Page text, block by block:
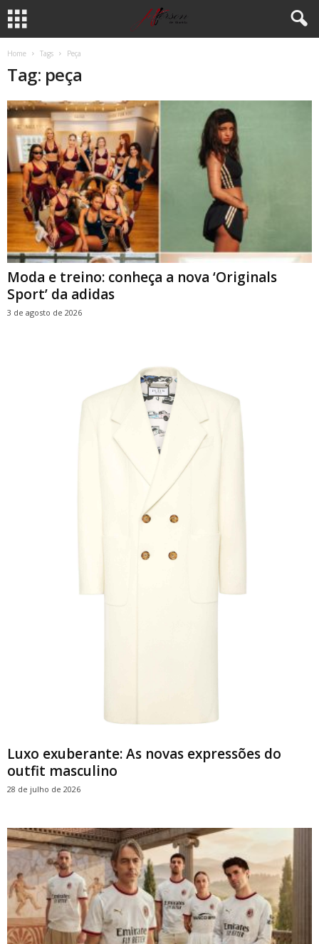
Home Tags Peça
Tag: peça
Moda e treino: conheça a nova ‘Originals
Sport’ da adidas
3 de agosto de 2026
Luxo exuberante: As novas expressões do
outfit masculino
28 de julho de 2026